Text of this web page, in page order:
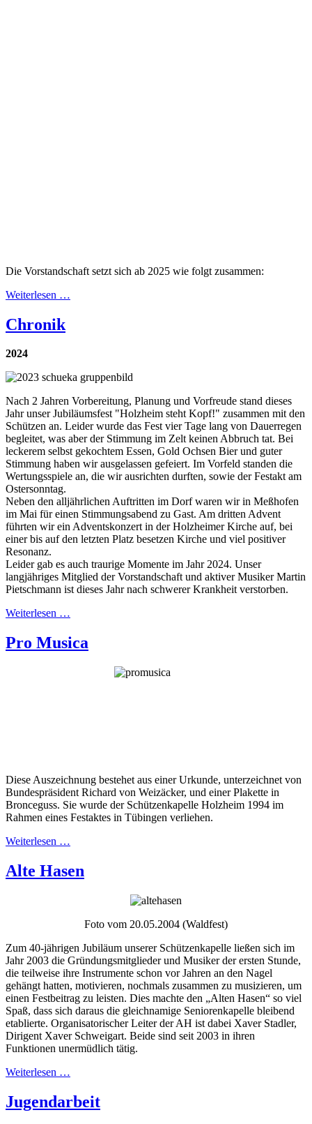
Die Vorstandschaft setzt sich ab 2025 wie folgt zusammen:
Weiterlesen …
Chronik
2024
Nach 2 Jahren Vorbereitung, Planung und Vorfreude stand dieses
Jahr unser Jubiläumsfest "Holzheim steht Kopf!" zusammen mit den
Schützen an. Leider wurde das Fest vier Tage lang von Dauerregen
begleitet, was aber der Stimmung im Zelt keinen Abbruch tat. Bei
leckerem selbst gekochtem Essen, Gold Ochsen Bier und guter
Stimmung haben wir ausgelassen gefeiert. Im Vorfeld standen die
Wertungsspiele an, die wir ausrichten durften, sowie der Festakt am
Ostersonntag.
Neben den alljährlichen Auftritten im Dorf waren wir in Meßhofen
im Mai für einen Stimmungsabend zu Gast. Am dritten Advent
führten wir ein Adventskonzert in der Holzheimer Kirche auf, bei
einer bis auf den letzten Platz besetzen Kirche und viel positiver
Resonanz.
Leider gab es auch traurige Momente im Jahr 2024. Unser
langjähriges Mitglied der Vorstandschaft und aktiver Musiker Martin
Pietschmann ist dieses Jahr nach schwerer Krankheit verstorben.
Weiterlesen …
Pro Musica
Diese Auszeichnung bestehet aus einer Urkunde, unterzeichnet von
Bundespräsident Richard von Weizäcker, und einer Plakette in
Bronceguss. Sie wurde der Schützenkapelle Holzheim 1994 im
Rahmen eines Festaktes in Tübingen verliehen.
Weiterlesen …
Alte Hasen
Foto vom 20.05.2004 (Waldfest)
Zum 40-jährigen Jubiläum unserer Schützenkapelle ließen sich im
Jahr 2003 die Gründungsmitglieder und Musiker der ersten Stunde,
die teilweise ihre Instrumente schon vor Jahren an den Nagel
gehängt hatten, motivieren, nochmals zusammen zu musizieren, um
einen Festbeitrag zu leisten. Dies machte den „Alten Hasen“ so viel
Spaß, dass sich daraus die gleichnamige Seniorenkapelle bleibend
etablierte. Organisatorischer Leiter der AH ist dabei Xaver Stadler,
Dirigent Xaver Schweigart. Beide sind seit 2003 in ihren
Funktionen unermüdlich tätig.
Weiterlesen …
Jugendarbeit